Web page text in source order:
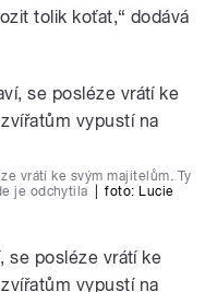
tolik koťat,“ dodává
vrátí ke svým majitelům. Ty
je odchytila
foto: Lucie
se posléze vrátí ke
vypustí na